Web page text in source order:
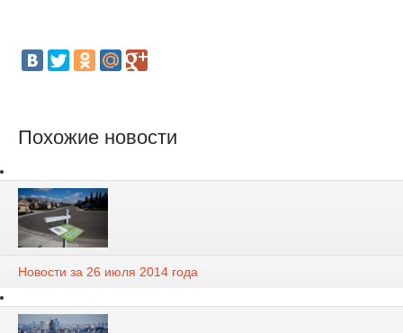
Похожие новости
Новости за 26 июля 2014 года